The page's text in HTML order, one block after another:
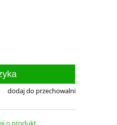
dodaj do przechowalni
o produkt